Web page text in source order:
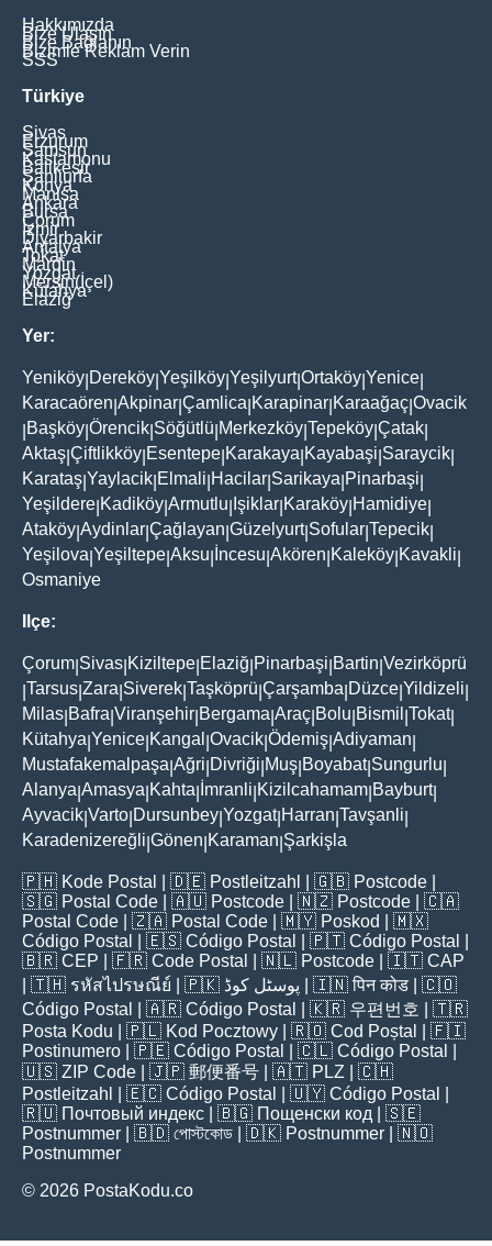
Hakkımızda
Bize Ulaşın
Bize Bağlanın
Bizimle Reklam Verin
SSS
Türkiye
Sivas
Erzurum
Samsun
Kastamonu
Balikesir
Şanliurfa
Konya
Manisa
Ankara
Bursa
Çorum
İzmir
Diyarbakir
Antalya
Tokat
Mardin
Yozgat
Mersin(İçel)
Kütahya
Elaziğ
Yer:
Yeniköy Dereköy Yeşilköy Yeşilyurt|Ortaköy Yenice
Karacaören Akpinar Çamlica Karapinar Karaağaç Ovacik
Başköy Örencik Söğütlü Merkezköy Tepeköy Çatak
Aktaş Çiftlikköy Esentepe Karakaya Kayabaşi Saraycik
Karataş Yaylacik Elmali Hacilar Sarikaya Pinarbaşi
Yeşildere Kadiköy Armutlu Işiklar Karaköy Hamidiye
Ataköy Aydinlar Çağlayan Güzelyurt| Sofular Tepecik
Yeşilova Yeşiltepe Aksu İncesu Akören Kaleköy Kavakli
Osmaniye
Ilçe:
Çorum Sivas Kiziltepe Elaziğ Pinarbaşi Bartin Vezirköprü
Tarsus Zara Siverek Taşköprü Çarşamba Düzce Yildizeli
Milas Bafra Viranşehir Bergama Araç Bolu Bismil Tokat|
Kütahya Yenice Kangal Ovacik Ödemiş Adiyaman
Mustafakemalpaşa Ağri Divriği Muş Boyabat| Sungurlu
Alanya Amasya Kahta İmranli Kizilcahamam Bayburt|
Ayvacik Varto Dursunbey Yozgat| Harran Tavşanli
Karadenizereğli Gönen Karaman Şarkişla
🇵🇭 Kode Postal | 🇩🇪 Postleitzahl | 🇬🇧 Postcode
🇸🇬 Postal Code | 🇦🇺 Postcode | 🇳🇿 Postcode | 🇨🇦
Postal Code | 🇿🇦 Postal Code | 🇲🇾 Poskod
| 🇲🇽
Código Postal
| 🇪🇸 Código Postal | 🇵🇹 Código Postal
🇧🇷 CEP | 🇫🇷 Code Postal | 🇳🇱 Postcode | 🇮🇹 CAP
| 🇹🇭 รหัสไปรษณีย์ | 🇵🇰 پوسٹل کوڈ | 🇮🇳पिन कोड | 🇨🇴
Código Postal
| 🇦🇷 Código Postal | 🇰🇷 우편번호
| 🇹🇷
Posta Kodu | 🇵🇱 Kod Pocztowy | 🇷🇴 Cod Poștal
| 🇫🇮
Postinumero | 🇵🇪 Código Postal | 🇨🇱 Código Postal
🇺🇸 ZIP Code | 🇯🇵 郵便番号 | 🇦🇹 PLZ | 🇨🇭
Postleitzahl
| 🇪🇨 Código Postal | 🇺🇾 Código Postal
🇷🇺 Почтовый индекс | 🇧🇬 Пощенски код | 🇸🇪
Postnummer | 🇧🇩 পোস্টকোড | 🇩🇰 Postnummer | 🇳🇴
Postnummer
© 2026 PostaKodu.co